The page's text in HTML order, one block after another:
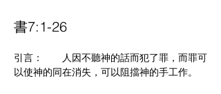
書7:1-26
引言：       人因不聽神的話而犯了罪，而罪可
以使神的同在消失，可以阻擋神的手工作。